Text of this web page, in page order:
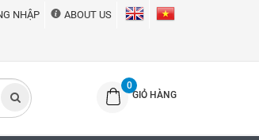
NHẬP ABOUT US
0
GIỎ HÀNG